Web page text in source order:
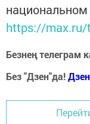
https://max.ru/
Безнең телеграм
Без "Дзен"да!Дзен